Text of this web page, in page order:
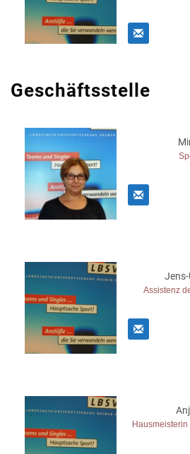
Geschäftsstelle
Assistenz